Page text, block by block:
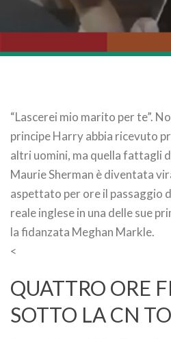
“Lascerei mio marito per te”.
principe Harry abbia ricevuto
altri uomini, ma quella fattagli
Maurie Sherman è diventata
aspettato per ore il passaggio
reale inglese in una delle sue
la fidanzata Meghan Markle.
<
QUATTRO ORE
SOTTO LA CN